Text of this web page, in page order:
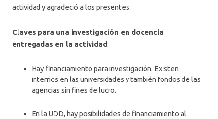
actividad y agradeció a los presentes.
Claves para una investigación en docencia
entregadas en la actividad:
Hay financiamiento para investigación. Existen
internos en las universidades y también fondos de las
agencias sin fines de lucro.
En la UDD, hay posibilidades de financiamiento al